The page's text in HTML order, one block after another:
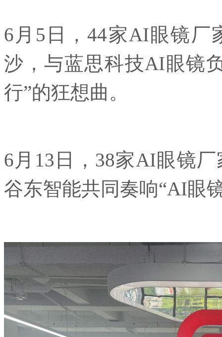
6月5日，44家AI眼镜厂
沙，与蓝思科技AI眼镜
行”的狂想曲。
6月13日，38家AI眼镜
谷东智能共同奏响“AI眼